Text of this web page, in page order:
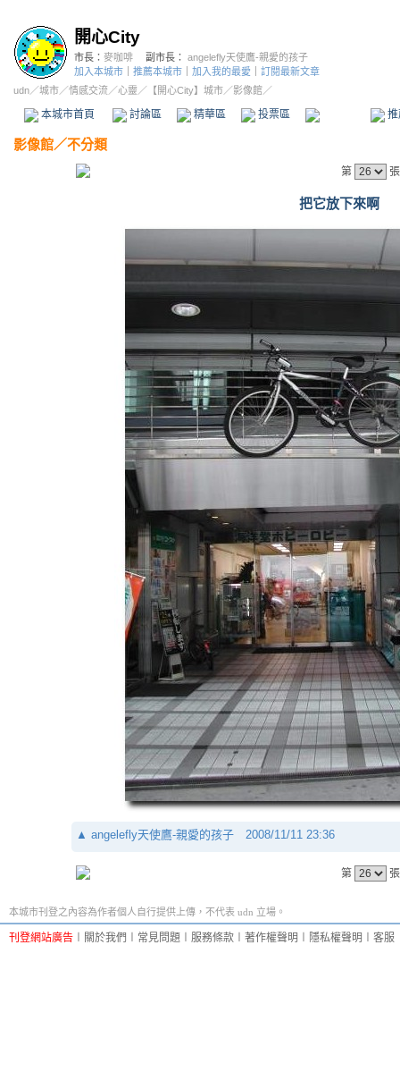
開心City
市長： 麥咖啡 副市長： angelefly天使鷹-親愛的孩子
加入本城市
推薦本城市 加入我的最愛
訂閱最新文章
udn／城市／情感交流／心靈 ／ 【開心City】城市／影像館／
本城市首頁 討論區 精華區 投票區 影像館
影像館／不分類
第
把它放下來啊
▲ angelefly天使鷹-親愛的孩子 2008/11/11 23:36
第
本城市刊登之內容為作者個人自行提供上傳，不代表 udn 立場。
刊登網站廣告 關於我們 常見問題 服務條款 著作權聲明 隱私權聲明 客服